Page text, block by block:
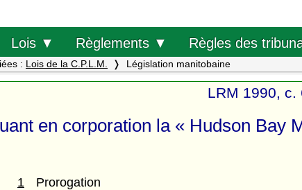
Lois ▼ Règlements ▼ Règles des
: Lois de la C.P.L.M. Législation manitobaine
LRM 1990, c.
en corporation la « Hudson Bay
1
Prorogation